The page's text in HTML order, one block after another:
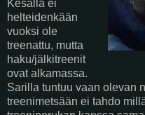
Kesällä ei
helteidenkään
vuoksi ole
treenattu, mutta
haku/jälkitreenit
ovat alkamassa.
Sarilla tuntuu vaan olevan
treenimetsään ei tahdo